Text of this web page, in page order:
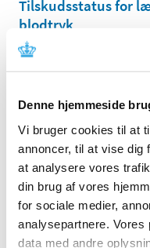
Denne hjemmeside
Vi bruger cookies til at
annoncer, til at vise dig
at analysere vores
din brug af vores
for sociale medier,
analysepartnere. Vores
data med andre
Tilskudsstatus for
blodtryk
|4. juli 2006
Revurdering af de
ATC-gruppe C
|4. juli 2006|
Lægemiddelstyrelsen
virksomheder og en
Brev til